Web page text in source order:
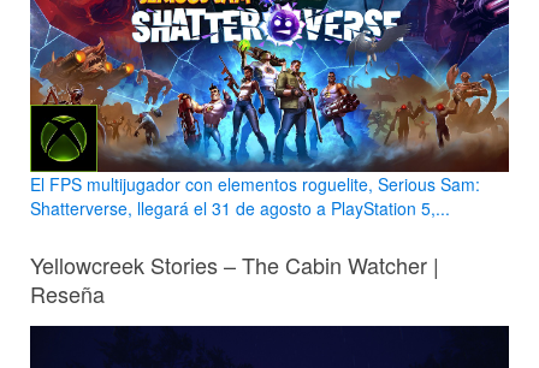
El FPS multijugador con elementos roguelite, Serious Sam:
Shatterverse, llegará el 31 de agosto a PlayStation 5,...
Yellowcreek Stories – The Cabin Watcher |
Reseña